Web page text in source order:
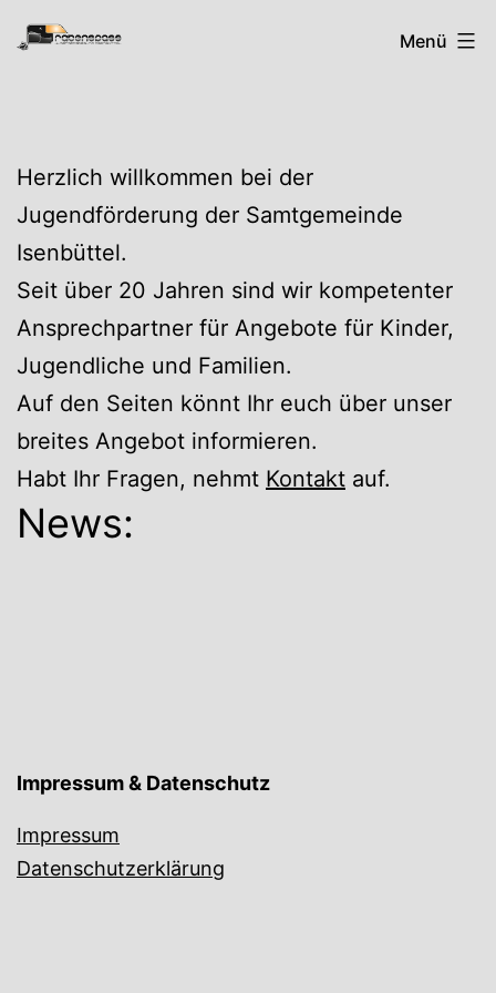
Zum
Inhalt
RabenspassMenü
Herzlich willkommen bei der
Jugendförderung der Samtgemeinde
Isenbüttel.
Seit über 20 Jahren sind wir kompetenter
Ansprechpartner für Angebote für Kinder,
Jugendliche und Familien.
Auf den Seiten könnt Ihr euch über unser
breites Angebot informieren.
Habt Ihr Fragen, nehmt Kontakt auf.
News:
Impressum & Datenschutz
Impressum
Datenschutzerklärung